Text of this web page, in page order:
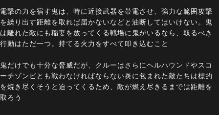
電撃の力を宿す鬼は、時に近接武器を帯電させ、強力な範囲攻撃
を繰り出す距離を取れば届かないなどと油断してはいけない。鬼
は離れた敵にも稲妻を放ってくる戦場に鬼がいるなら、取るべき
行動はただ一つ。持てる火力をすべて叩き込むこと
鬼だけでも十分な脅威だが、クルーはさらにヘルハウンドやスコ
ーチゾンビとも戦わなければならない炎に包まれた敵たちは標的
を焼き尽くそうと迫ってくるため、敵が燃え尽きるまでは距離を
取ろう